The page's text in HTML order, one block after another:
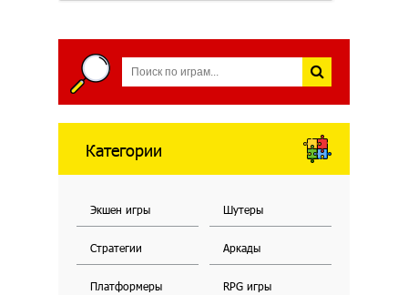
Категории
Экшен игры Шутеры
Стратегии Аркады
Платформеры RPG игры